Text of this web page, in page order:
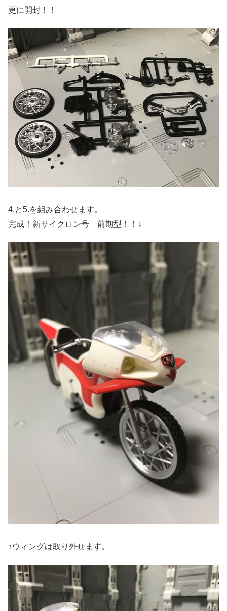
更に開封！！
4.と5.を組み合わせます。
完成！新サイクロン号 前期型！！↓
↑ウィングは取り外せます。